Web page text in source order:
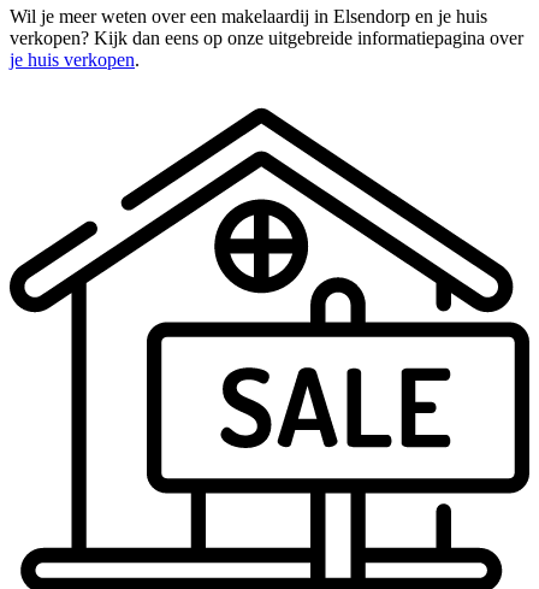
Wil je meer weten over een makelaardij in Elsendorp en je huis
verkopen? Kijk dan eens op onze uitgebreide informatiepagina over
je huis verkopen.